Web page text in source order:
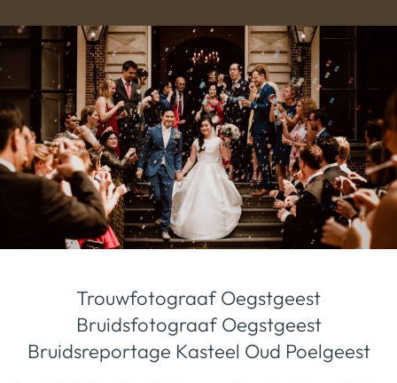
Trouwfotograaf Oegstgeest
Bruidsfotograaf Oegstgeest
Bruidsreportage Kasteel Oud Poelgeest